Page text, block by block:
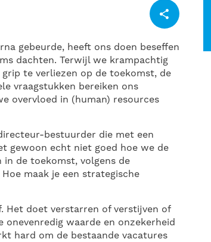
gebeurde, heeft ons doen beseffen
dachten. Terwijl we krampachtig
te verliezen op de toekomst, de
vraagstukken bereiken ons
overvloed in (human) resources
bestuurder die met een
gewoon echt niet goed hoe we de
de toekomst, volgens de
maak je een strategische
Het doet verstarren of verstijven of
waarde en onzekerheid
hard om de bestaande vacatures